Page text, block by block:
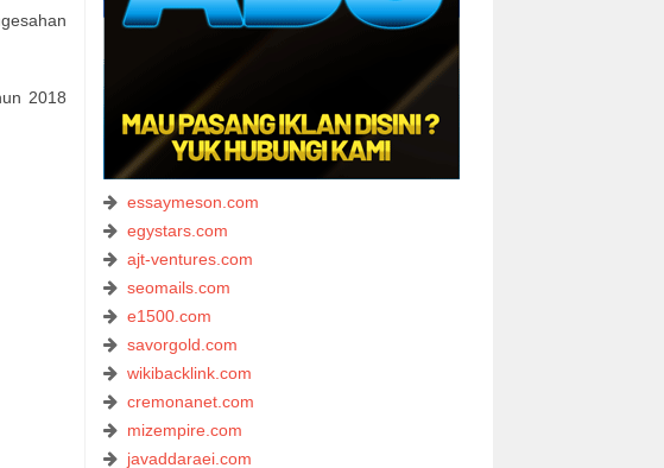
2018
essaymeson.com
egystars.com
ajt-ventures.com
seomails.com
e1500.com
savorgold.com
wikibacklink.com
cremonanet.com
mizempire.com
javaddaraei.com